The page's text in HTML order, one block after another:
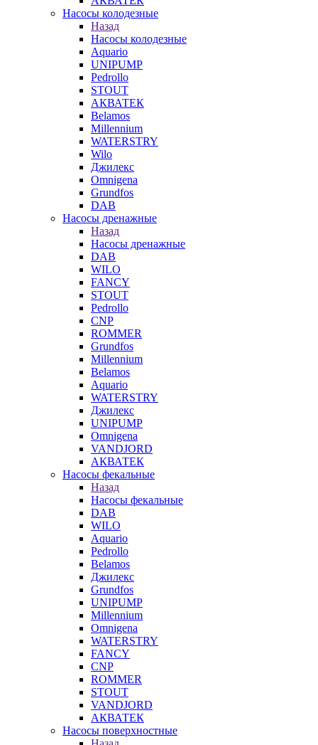
Насосы колодезные
Назад
Насосы колодезные
Aquario
UNIPUMP
Pedrollo
STOUT
АКВАТЕК
Belamos
Millennium
WATERSTRY
Wilo
Джилекс
Omnigena
Grundfos
DAB
Насосы дренажные
Назад
Насосы дренажные
DAB
WILO
FANCY
STOUT
Pedrollo
CNP
ROMMER
Grundfos
Millennium
Belamos
Aquario
WATERSTRY
Джилекс
UNIPUMP
Omnigena
VANDJORD
АКВАТЕК
Насосы фекальные
Назад
Насосы фекальные
DAB
WILO
Aquario
Pedrollo
Belamos
Джилекс
Grundfos
UNIPUMP
Millennium
Omnigena
WATERSTRY
FANCY
CNP
ROMMER
STOUT
VANDJORD
АКВАТЕК
Насосы поверхностные